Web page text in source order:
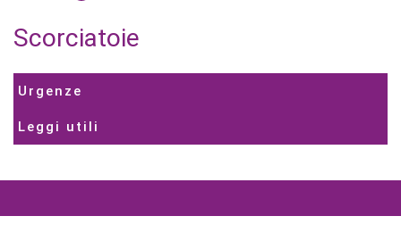
Scorciatoie
Urgenze
Leggi utili